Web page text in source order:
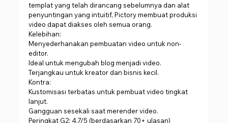
templat yang telah dirancang sebelumnya dan alat
penyuntingan yang intuitif, Pictory membuat produksi
video dapat diakses oleh semua orang.
Kelebihan:
Menyederhanakan pembuatan video untuk non-
editor.
Ideal untuk mengubah blog menjadi video.
Terjangkau untuk kreator dan bisnis kecil.
Kontra:
Kustomisasi terbatas untuk pembuat video tingkat
lanjut.
Gangguan sesekali saat merender video.
Peringkat G2: 4.7/5 (berdasarkan 70+ ulasan)